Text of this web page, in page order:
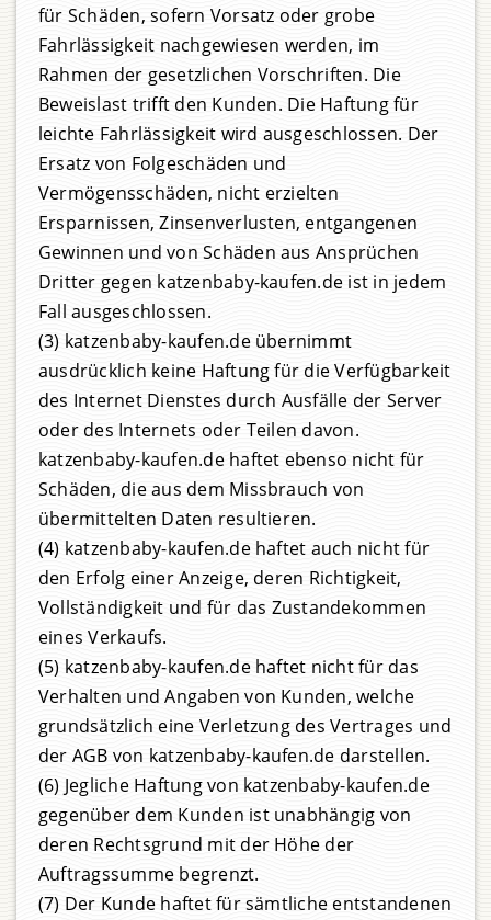
für Schäden, sofern Vorsatz oder grobe
Fahrlässigkeit nachgewiesen werden, im
Rahmen der gesetzlichen Vorschriften. Die
Beweislast trifft den Kunden. Die Haftung für
leichte Fahrlässigkeit wird ausgeschlossen. Der
Ersatz von Folgeschäden und
Vermögensschäden, nicht erzielten
Ersparnissen, Zinsenverlusten, entgangenen
Gewinnen und von Schäden aus Ansprüchen
Dritter gegen katzenbaby-kaufen.de ist in jedem
Fall ausgeschlossen.
(3) katzenbaby-kaufen.de übernimmt
ausdrücklich keine Haftung für die Verfügbarkeit
des Internet Dienstes durch Ausfälle der Server
oder des Internets oder Teilen davon.
katzenbaby-kaufen.de haftet ebenso nicht für
Schäden, die aus dem Missbrauch von
übermittelten Daten resultieren.
(4) katzenbaby-kaufen.de haftet auch nicht für
den Erfolg einer Anzeige, deren Richtigkeit,
Vollständigkeit und für das Zustandekommen
eines Verkaufs.
(5) katzenbaby-kaufen.de haftet nicht für das
Verhalten und Angaben von Kunden, welche
grundsätzlich eine Verletzung des Vertrages und
der AGB von katzenbaby-kaufen.de darstellen.
(6) Jegliche Haftung von katzenbaby-kaufen.de
gegenüber dem Kunden ist unabhängig von
deren Rechtsgrund mit der Höhe der
Auftragssumme begrenzt.
(7) Der Kunde haftet für sämtliche entstandenen